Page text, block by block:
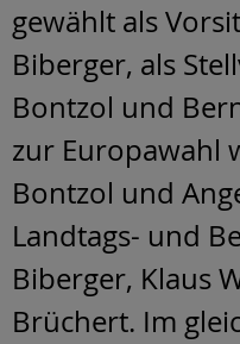
gewählt als
Biberger, als
Bontzol und
zur Europawahl
Bontzol und
Landtags- und
Biberger, Klaus
Brüchert. Im